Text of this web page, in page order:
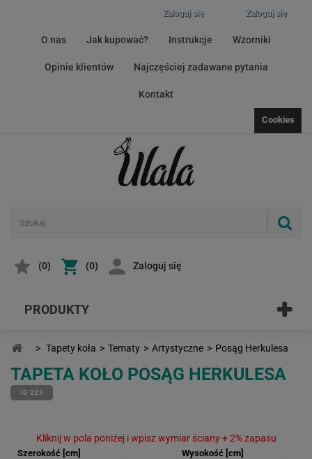
Zaloguj się
Zaloguj się
O nas Jak kupować? Instrukcje Wzorniki
Opinie klientów Najczęściej zadawane pytania
Kontakt
Cookies
(0) (0) Zaloguj się
PRODUKTY
> Tapety koła > Tematy > Artystyczne > Posąg Herkulesa
TAPETA KOŁO POSĄG HERKULESA
ID 223
Kliknij w pola poniżej i wpisz wymiar ściany + 2% zapasu
Szerokość [cm] Wysokość [cm]